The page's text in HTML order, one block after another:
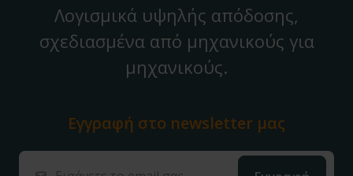
Λογισμικά υψηλής απόδοσης,
σχεδιασμένα από μηχανικούς για
μηχανικούς.
Εγγραφή στο newsletter μας